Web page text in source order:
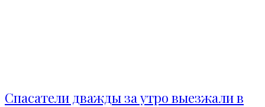
Спасатели дважды за утро выезжали в